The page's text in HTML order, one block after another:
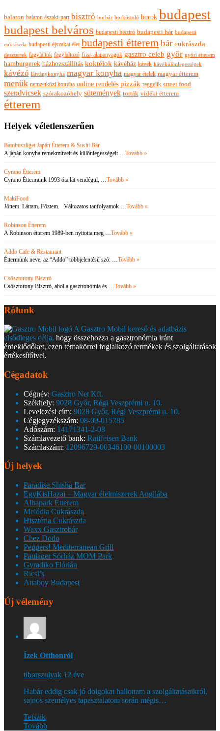
balaton balaton északi-part bisztró borbár borkóstoló borok budapest
budapest belváros budapesti bisztró budapesti bár budapesti
cukrászda budapesti éjszakai élet budapesti étterembár cukrászda
desszertek fagylaltok fagylaltozó friss alapanyagok gasztro celeb győr győri étterem
hamburgerek házhozszállítás koktélok kávéház kávék kávékülönlegességek
kávézó látványkonyha magyar konyha magyar ételek magyar étterem
menük nemzetközi konyha online rendelés pizzák reggelik street food
szendvicsek szórakozóhely sütemények torták vidéki étterem
étterem
Helyek véletlenszerűen
Bambuszliget Japán Étterem & Sushi Bár
A japán konyha remekműveit és különlegességeit …Tovább »
Cyrano Étterem
Cyrano Éttermünk 1993 óta lát vendégül, …Tovább »
MakiFood
Jöttem. Láttam. Főztem. Változatos tanfolyamok …Tovább »
Robinson Étterem
A Robinson étterem 1989-ben nyitotta meg …Tovább »
Addo Cafe & Restaurant
Éttermünk neve, az “Addo” többjelentésű szó: …Tovább »
Csősztorony Bisztró
Csősztorony Bisztró, ahol a gasztronómia és …Tovább »
Rólunk
A Gasztro Mobil kereső és adatbázis
elsődleges célja, hogy összehozza a gasztronómia iránt
érdeklődőket, ezen témakörrel foglalkozó termékek és szolgáltatások
értékesítőivel.
Cégadatok
Cégnév: Gasztro Net Kft.
Székhely: 9028 Győr, Régi Veszprémi u. 10.
Levelezési cím: 9028 Győr, Régi Veszprémi u. 10.
Cégjegyzékszám: 08-09-015785
Adószám: 14171341-2-08
Számlavezető bank: Raiffeisen Bank
Számlaszám: 12096729-00346100-00100003
Új helyek
Paradise Shisha Bar
EgyKisHazai – Magyar élelmiszerek Angliába
Albapark Étterem
Melódia Cukrászda
Hisztéria Cukrászda
Waxx Gasztrobár
Chez Dodo
Peppers! Mediterranean Grill
Paulaner Sörház MOM Park
Gyradiko Flórián
Ricsi’s
Attaboy Budapest
Új vélemény
Ízek Otthonról
tiborszulyak 12 éve
Habár eddig csak jó dolgokat hallottam a szolgáltatásaikról,
sajnos személyes tapasztalatom során mégis…
Tetszik
Tovább